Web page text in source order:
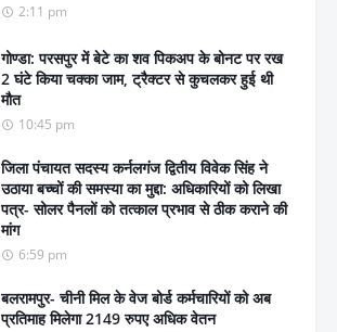
2:11 pm
गोण्डा: परसपुर में बेटे का शव पिकअप के बोनट पर रख
2 घंटे किया चक्का जाम, ट्रैक्टर से कुचलकर हुई थी
मौत
10:45 pm
जिला पंचायत सदस्य कर्नलगंज द्वितीय विवेक सिंह ने
उठाया बच्चों की समस्या का मुद्दा: अधिकारियों को लिखा
पत्र- सोलर पैनलों को तत्काल प्रभाव से ठीक कराने की
मांग
6:59 pm
बलरामपुर- चीनी मिल के वेज बोर्ड कर्मचारियों को अब
प्रतिमाह मिलेगा 2149 रुपए अधिक वेतन